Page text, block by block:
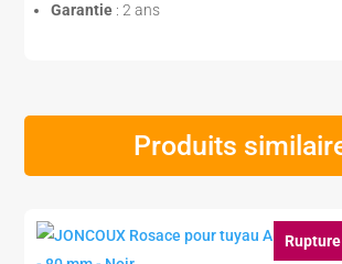
Garantie : 2 ans
Produits